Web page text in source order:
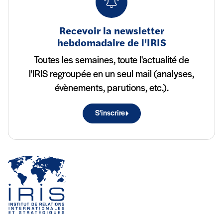
Recevoir la newsletter
hebdomadaire de l'IRIS
Toutes les semaines, toute l'actualité de
l'IRIS regroupée en un seul mail (analyses,
évènements, parutions, etc.).
S'inscrire